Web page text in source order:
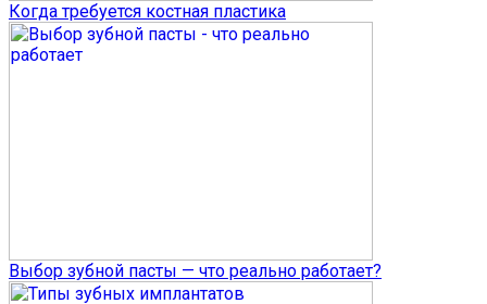
Когда требуется костная пластика
Выбор зубной пасты — что реально работает?